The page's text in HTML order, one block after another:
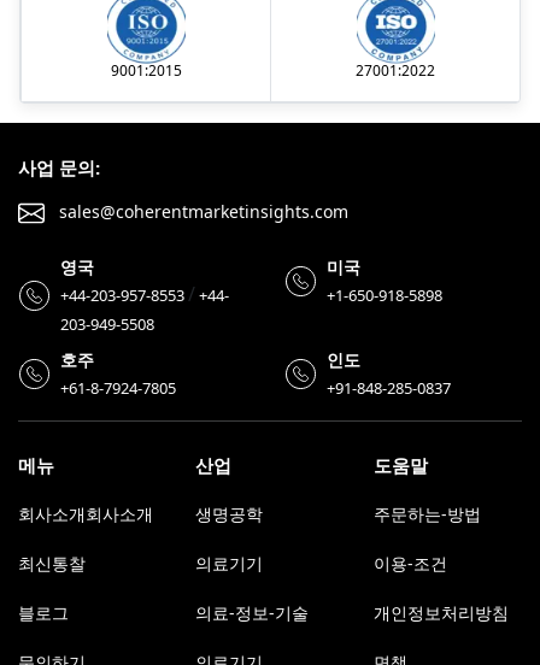
9001:2015 27001:2022
사업 문의:
sales@coherentmarketinsights.com
영국
+44-203-957-8553/+44-
203-949-5508
미국
+1-650-918-5898
호주
+61-8-7924-7805
인도
+91-848-285-0837
메뉴
회사소개회사소개
최신통찰
블로그
산업
생명공학
의료기기
의료-정보-기술
도움말
주문하는-방법
이용-조건
개인정보처리방침